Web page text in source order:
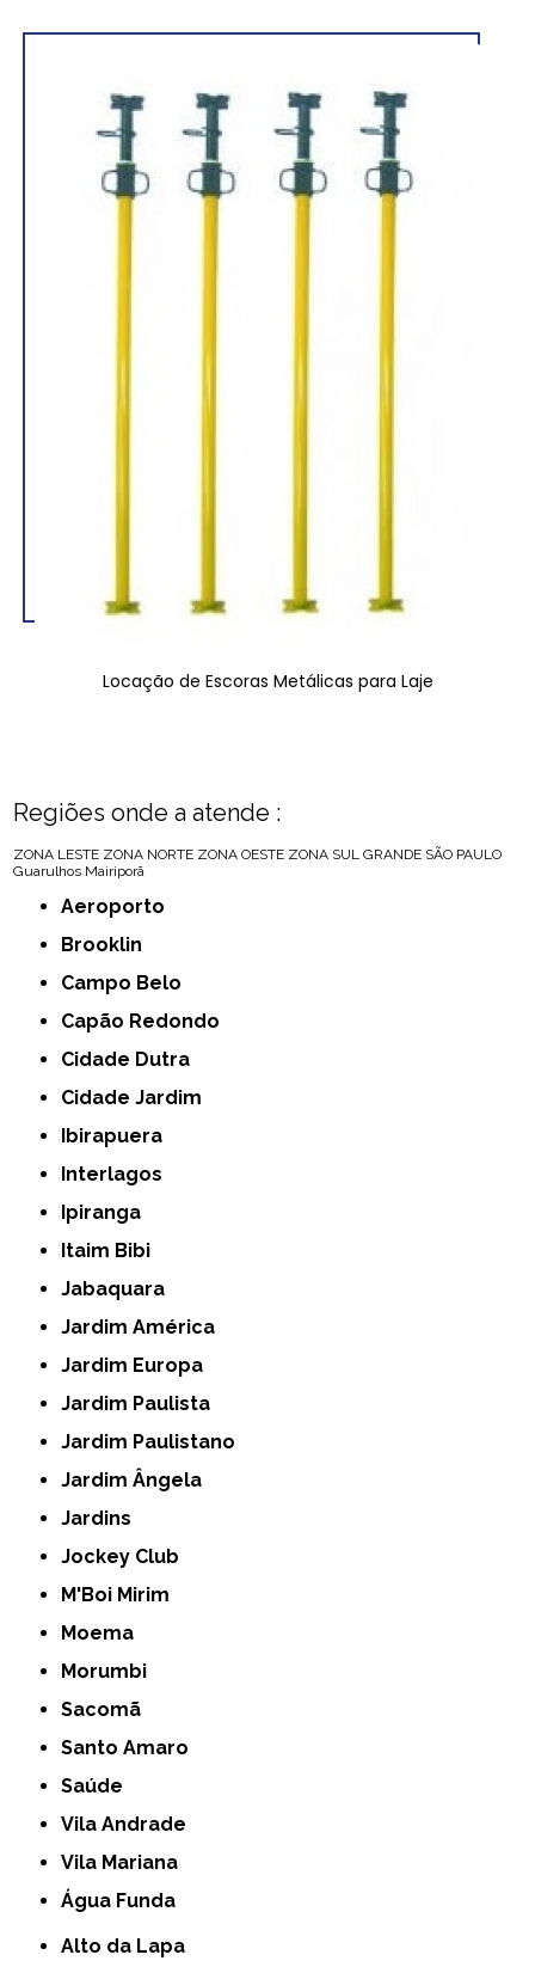
Locação de Escoras Metálicas para Laje
Regiões onde a atende :
ZONA LESTE ZONA NORTE ZONA OESTE ZONA SUL GRANDE SÃO PAULO
Guarulhos Mairiporã
Aeroporto
Brooklin
Campo Belo
Capão Redondo
Cidade Dutra
Cidade Jardim
Ibirapuera
Interlagos
Ipiranga
Itaim Bibi
Jabaquara
Jardim América
Jardim Europa
Jardim Paulista
Jardim Paulistano
Jardim Ângela
Jardins
Jockey Club
M'Boi Mirim
Moema
Morumbi
Sacomã
Santo Amaro
Saúde
Vila Andrade
Vila Mariana
Água Funda
Alto da Lapa